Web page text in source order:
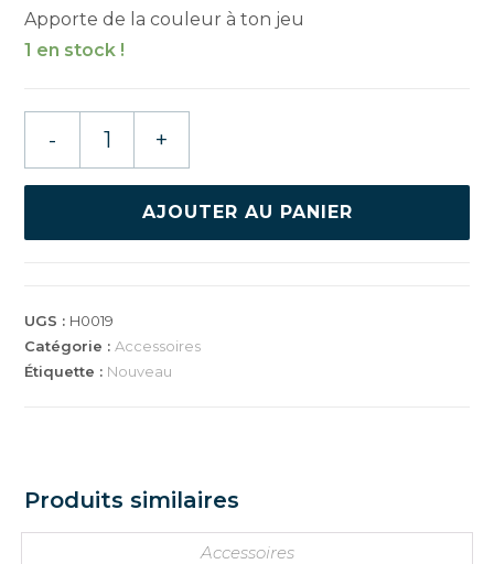
Apporte de la couleur à ton jeu
1 en stock !
DE
- +
AJOUTER AU PANIER
UGS : H0019
Catégorie : Accessoires
Étiquette : Nouveau
Produits similaires
Accessoires